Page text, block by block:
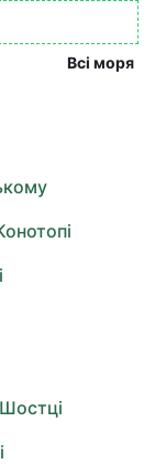
Всі моря